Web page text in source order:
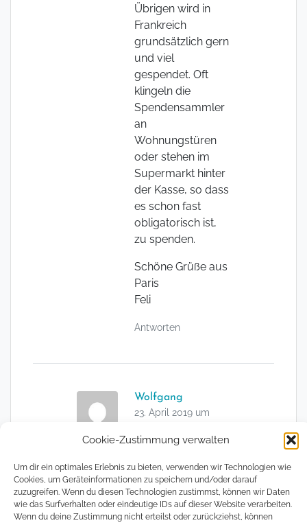
Cookie-Zustimmung verwalten
Um dir ein optimales Erlebnis zu bieten, verwenden wir Technologien wie
Cookies, um Geräteinformationen zu speichern und/oder darauf
zuzugreifen. Wenn du diesen Technologien zustimmst, können wir Daten
wie das Surfverhalten oder eindeutige IDs auf dieser Website verarbeiten.
Wenn du deine Zustimmung nicht erteilst oder zurückziehst, können
Übrigen wird in
Frankreich
grundsätzlich gern
und viel
gespendet. Oft
klingeln die
Spendensammler
an
Wohnungstüren
oder stehen im
Supermarkt hinter
der Kasse, so dass
es schon fast
obligatorisch ist,
zu spenden.
Schöne Grüße aus
Paris
Feli
Antworten
Wolfgang
23. April 2019 um
danke für Deinen
sehr offenen
Artikel zu einem